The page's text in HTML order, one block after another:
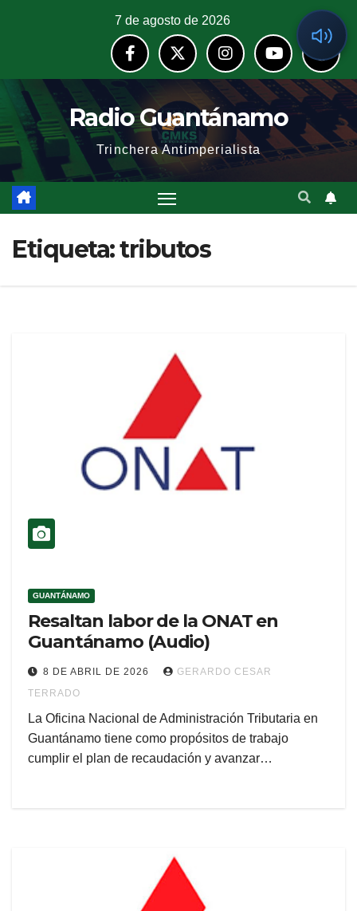
7 de agosto de 2026
Radio Guantánamo
Trinchera Antimperialista
Etiqueta:tributos
GUANTÁNAMO
Resaltan labor de la ONAT en
Guantánamo (Audio)
8 DE ABRIL DE 2026
GERARDO CESAR
TERRADO
La Oficina Nacional de Administración Tributaria en
Guantánamo tiene como propósitos de trabajo
cumplir el plan de recaudación y avanzar…